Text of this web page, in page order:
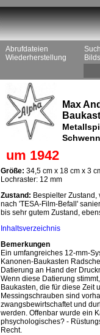
Abrufdateien
Wiederherstellung
Max
um 1942
Größe: 34,5 cm x 18 cm x 3
Lochraster: 12 mm
Zustand: Bespielter
nach 'TESA-Film-Befall'
bis sehr gutem Zustand,
Inhaltsverzeichnis
Bemerkungen
Ein umfangreiches 12-mm-
Kanonen-Baukasten
Datierung an Hand der
Wenn diese Datierung
Baukasten, die für diese Zeit
Messingschrauben sind
zwangsbewirtschaftet und
werden. Offenbar wurde ein
phsychologisches? -
Recht.